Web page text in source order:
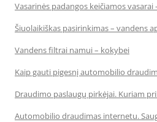
Vasarinės padangos keičiamos vasarai
Šiuolaikiškas pasirinkimas – vandens
Vandens filtrai namui – kokybei
Kaip gauti pigesnį automobilio
Draudimo paslaugų pirkėjai. Kuriam
Automobilio draudimas internetu.